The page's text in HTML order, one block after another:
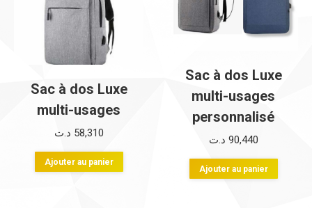
Sac à dos Luxe
multi-usages
58,310 د.ت
Ajouter au panier
Sac à dos Luxe
multi-usages
personnalisé
90,440 د.ت
Ajouter au panier